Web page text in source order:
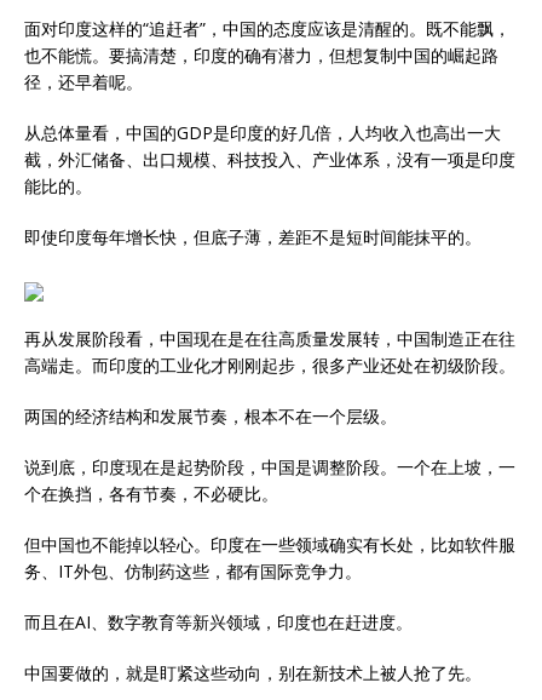
面对印度这样的“追赶者”，中国的态度应该是清醒的。既不能飘，
也不能慌。要搞清楚，印度的确有潜力，但想复制中国的崛起路
径，还早着呢。
从总体量看，中国的GDP是印度的好几倍，人均收入也高出一大
截，外汇储备、出口规模、科技投入、产业体系，没有一项是印度
能比的。
即使印度每年增长快，但底子薄，差距不是短时间能抹平的。
再从发展阶段看，中国现在是在往高质量发展转，中国制造正在往
高端走。而印度的工业化才刚刚起步，很多产业还处在初级阶段。
两国的经济结构和发展节奏，根本不在一个层级。
说到底，印度现在是起势阶段，中国是调整阶段。一个在上坡，一
个在换挡，各有节奏，不必硬比。
但中国也不能掉以轻心。印度在一些领域确实有长处，比如软件服
务、IT外包、仿制药这些，都有国际竞争力。
而且在AI、数字教育等新兴领域，印度也在赶进度。
中国要做的，就是盯紧这些动向，别在新技术上被人抢了先。